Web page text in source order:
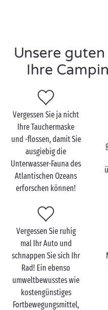
Ein Camping mit
ermöglicht Ihnen aber auch,
und geräumigen
denen Sie Zelt, Wohnwagen
aufstellen können. Tagsüber
Animationsteam Ihnen nette
auch freundschaftliche
verschiedenen Sport-Anlagen.
sicher nicht lang werden!
Ein Camping mit Erlebnisbad
auch eine gute Gelegenheit
Atlantischen Ozean. Surfen,
Tauchen usw., es gibt schier
Möglichkeiten, das Wasser zu
Unsere
Ihre
Vergessen Sie ja nicht
Ihre Tauchermaske
und -flossen, damit Sie
ausgiebig die
Unterwasser-Fauna des
Atlantischen Ozeans
erforschen können!
Vergessen Sie ruhig
mal Ihr Auto und
schnappen Sie sich Ihr
Rad! Ein ebenso
umweltbewusstes wie
kostengünstiges
Fortbewegungsmittel,